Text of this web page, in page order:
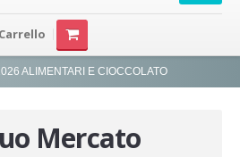
Carrello
ALIMENTARI E CIOCCOLATO
Mercato